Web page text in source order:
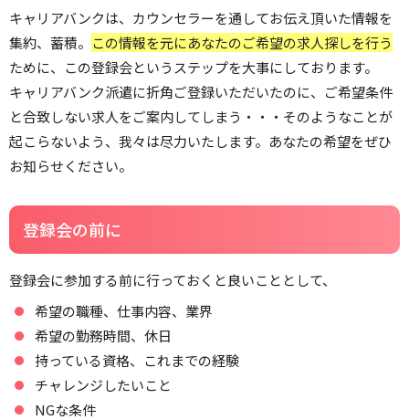
キャリアバンクは、カウンセラーを通してお伝え頂いた情報を
集約、蓄積。 この情報を元にあなたのご希望の求人探しを行う
ために、この登録会というステップを大事にしております。
キャリアバンク派遣に折角ご登録いただいたのに、ご希望条件
と合致しない求人をご案内してしまう・・・そのようなことが
起こらないよう、我々は尽力いたします。あなたの希望をぜひ
お知らせください。
登録会の前に
登録会に参加する前に行っておくと良いこととして、
希望の職種、仕事内容、業界
希望の勤務時間、休日
持っている資格、これまでの経験
チャレンジしたいこと
NGな条件